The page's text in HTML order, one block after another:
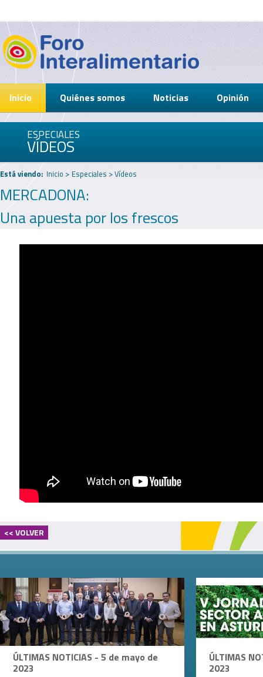
Inicio Quiénes somos Noticias Opinión
ESPECIALES
VÍDEOS
Está viendo: Inicio > Especiales >Vídeos
MERCADONA:
Una apuesta por los frescos
<< VOLVER
ÚLTIMAS NOTICIAS - 5 de mayo de
2023
ÚLTIMAS
2023